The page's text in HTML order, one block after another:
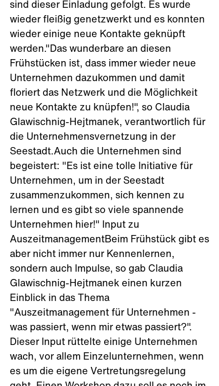
sind dieser Einladung gefolgt. Es wurde
wieder fleißig genetzwerkt und es konnten
wieder einige neue Kontakte geknüpft
werden."Das wunderbare an diesen
Frühstücken ist, dass immer wieder neue
Unternehmen dazukommen und damit
floriert das Netzwerk und die Möglichkeit
neue Kontakte zu knüpfen!", so Claudia
Glawischnig-Hejtmanek, verantwortlich für
die Unternehmensvernetzung in der
Seestadt.Auch die Unternehmen sind
begeistert: "Es ist eine tolle Initiative für
Unternehmen, um in der Seestadt
zusammenzukommen, sich kennen zu
lernen und es gibt so viele spannende
Unternehmen hier!" Input zu
AuszeitmanagementBeim Frühstück gibt es
aber nicht immer nur Kennenlernen,
sondern auch Impulse, so gab Claudia
Glawischnig-Hejtmanek einen kurzen
Einblick in das Thema
"Auszeitmanagement für Unternehmen -
was passiert, wenn mir etwas passiert?".
Dieser Input rüttelte einige Unternehmen
wach, vor allem Einzelunternehmen, wenn
es um die eigene Vertretungsregelung